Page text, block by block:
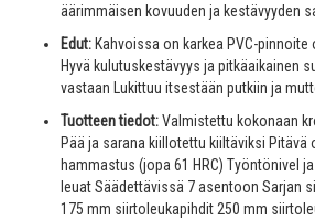
äärimmäisen kovuuden ja kestävyyden
Edut: Kahvoissa on karkea PVC-
Hyvä kulutuskestävyys ja pitkäaikainen
vastaan Lukittuu itsestään putkiin ja
Tuotteen tiedot:Valmistettu kokonaan
Pää ja sarana kiillotettu kiiltäviksi Pitävä
hammastus (jopa 61 HRC) Työntönivel
leuat Säädettävissä 7 asentoon Sarjan
175 mm siirtoleukapihdit 250 mm